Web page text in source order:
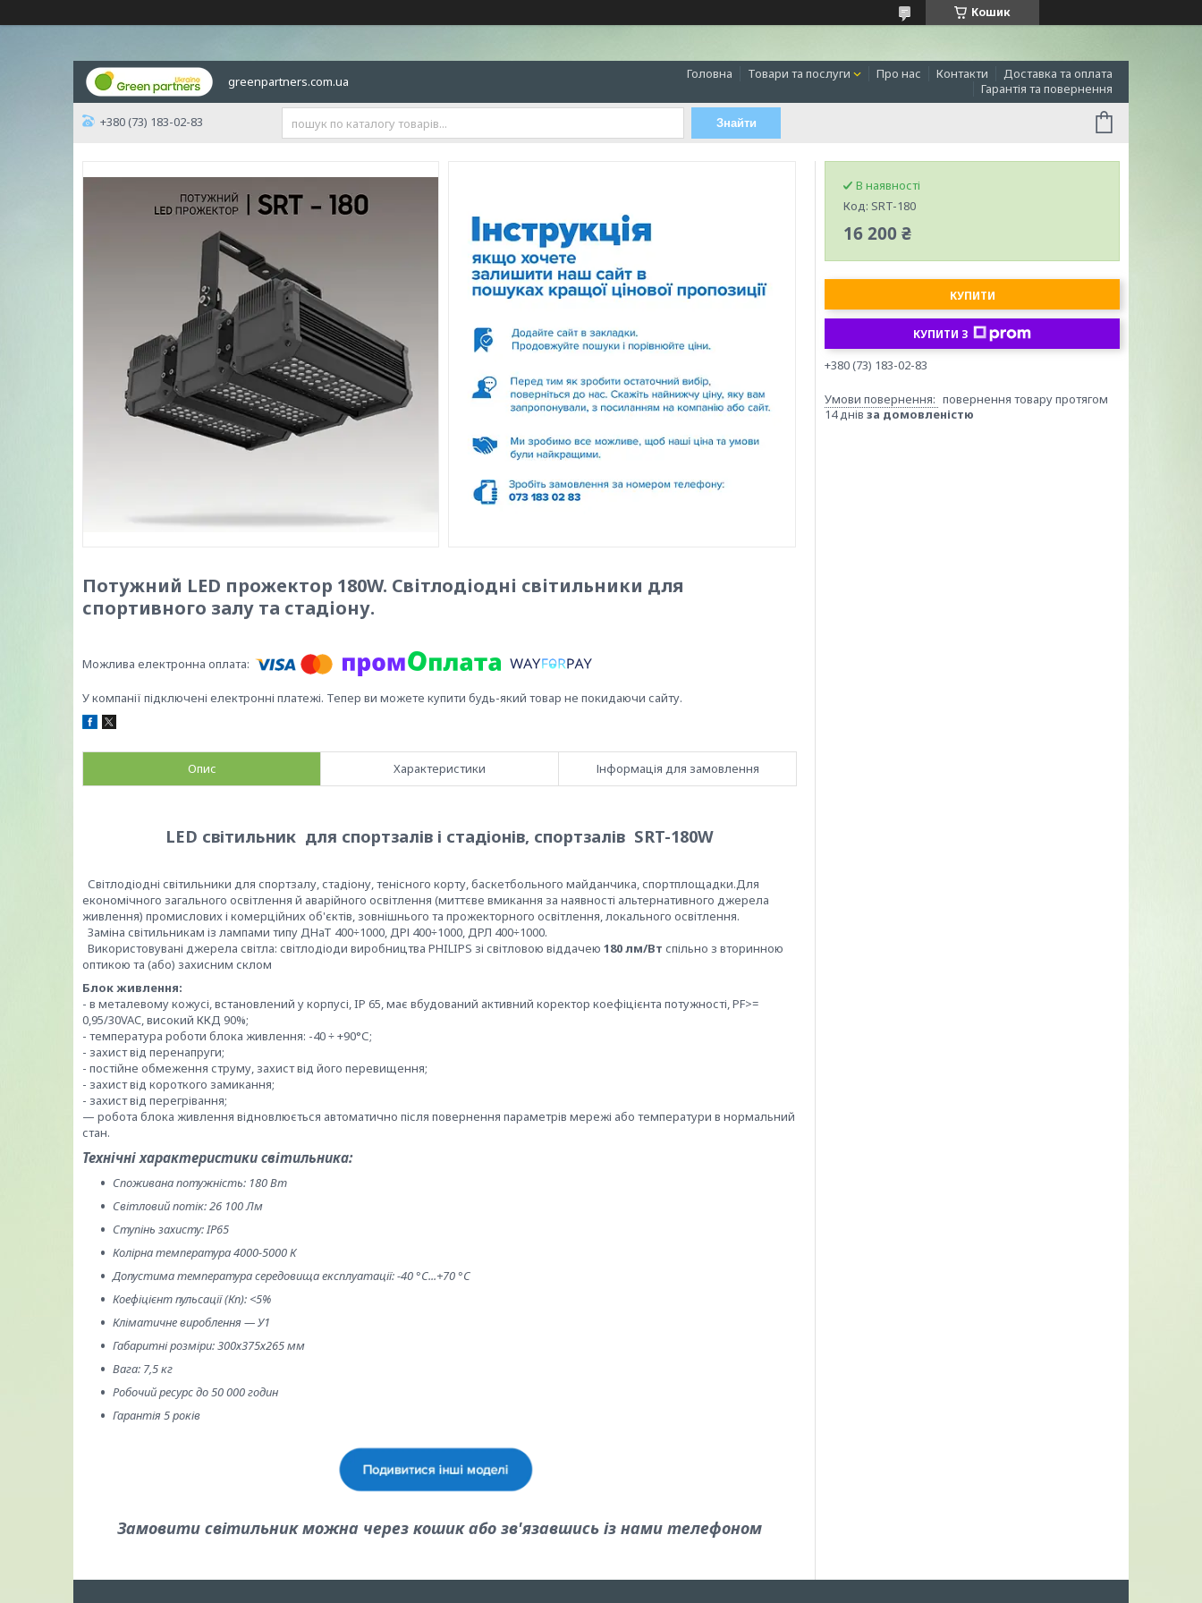
Кошик
greenpartners.com.ua Головна Товари та послуги Про нас Контакти
Доставка та оплата
Гарантія та повернення
+380 (73) 183-02-83 Знайти
Потужний LED прожектор 180W. Світлодіодні світильники для
спортивного залу та стадіону.
У компанії підключені електронні платежі. Тепер ви можете купити будь-який товар не покидаючи сайту.
Опис Характеристики Інформація для замовлення
LED світильник для спортзалів і стадіонів, спортзалів SRT-180W
Світлодіодні світильники для спортзалу, стадіону, тенісного корту, баскетбольного майданчика, спортплощадки.Для
економічного загального освітлення й аварійного освітлення (миттєве вмикання за наявності альтернативного джерела
живлення) промислових і комерційних об'єктів, зовнішнього та прожекторного освітлення, локального освітлення.
Заміна світильникам із лампами типу ДНаТ 400÷1000, ДРІ 400÷1000, ДРЛ 400÷1000.
Використовувані джерела світла: світлодіоди виробництва PHILIPS зі світловою віддачею 180 лм/Вт спільно з вторинною
оптикою та (або) захисним склом
Блок живлення:
- в металевому кожусі, встановлений у корпусі, IP 65, має вбудований активний коректор коефіцієнта потужності, PF>=
0,95/30VAC, високий ККД 90%;
- температура роботи блока живлення: -40 ÷ +90°С;
- захист від перенапруги;
- постійне обмеження струму, захист від його перевищення;
- захист від короткого замикання;
- захист від перегрівання;
— робота блока живлення відновлюється автоматично після повернення параметрів мережі або температури в нормальний
стан.
Технічні характеристики світильника:
Споживана потужність: 180 Вт
Світловий потік: 26 100 Лм
Ступінь захисту: IP65
Колірна температура 4000-5000 К
Допустима температура середовища експлуатації: -40 °C...+70 °C
Коефіцієнт пульсації (Кп): <5%
Кліматичне вироблення — У1
Габаритні розміри: 300х375х265 мм
Вага: 7,5 кг
Робочий ресурс до 50 000 годин
Гарантія 5 років
Замовити світильник можна через кошик або зв'язавшись із нами телефоном
В наявності
Код: SRT-180
16 200 ₴
КУПИТИ
КУПИТИ З
+380 (73) 183-02-83
повернення товару протягом
14 днів за домовленістю